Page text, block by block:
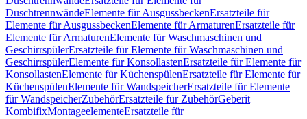
DuschtrennwändeElemente für AusgussbeckenErsatzteile für
Elemente für AusgussbeckenElemente für ArmaturenErsatzteile für
Elemente für ArmaturenElemente für Waschmaschinen und
GeschirrspülerErsatzteile für Elemente für Waschmaschinen und
GeschirrspülerElemente für KonsollastenErsatzteile für Elemente für
KonsollastenElemente für KüchenspülenErsatzteile für Elemente für
KüchenspülenElemente für WandspeicherErsatzteile für Elemente
für WandspeicherZubehörErsatzteile für ZubehörGeberit
KombifixMontageelementeErsatzteile für